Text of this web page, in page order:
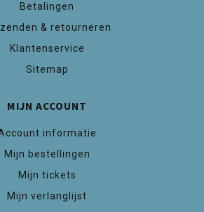
Betalingen
& retourneren
Klantenservice
Sitemap
MIJN ACCOUNT
informatie
Mijn bestellingen
Mijn tickets
Mijn verlanglijst